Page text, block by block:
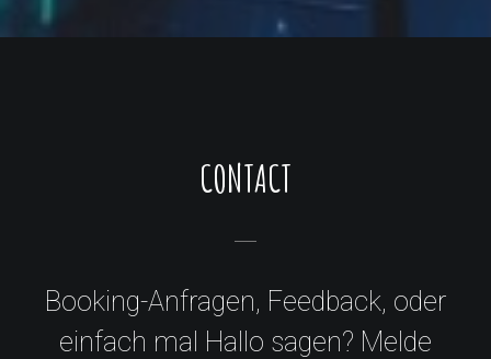
CONTACT
Booking-Anfragen, Feedback, oder
einfach mal Hallo sagen? Melde